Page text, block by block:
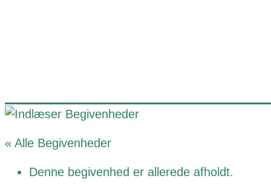
« Alle Begivenheder
Denne begivenhed er allerede afholdt.